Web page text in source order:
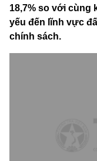
18,7% so với cùng
yếu đến lĩnh vực
chính sách.